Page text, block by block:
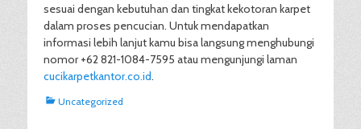
sesuai dengan kebutuhan dan tingkat kekotoran karpet
dalam proses pencucian. Untuk mendapatkan
informasi lebih lanjut kamu bisa langsung menghubungi
nomor +62 821-1084-7595 atau mengunjungi laman
cucikarpetkantor.co.id.
Categories
Uncategorized